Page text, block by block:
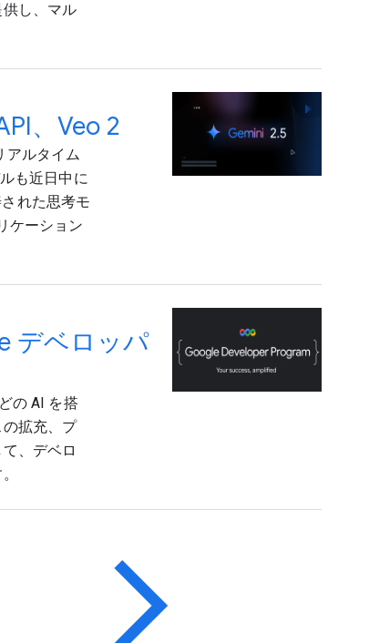
し、マル
、Veo 2
アルタイム
も近日中に
れた思考モ
ケーション
デベロッパ
の AI を搭
拡充、プ
、デベロ